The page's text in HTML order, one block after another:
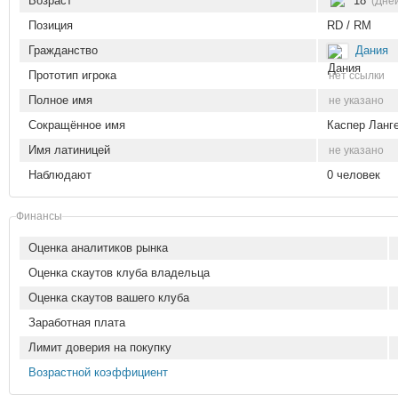
Позиция
RD / RM
Гражданство
Дания
Прототип игрока
нет ссылки
Полное имя не указано
Сокращённое имя
Каспер
Имя латиницей
не указано
Наблюдают 0 человек
Финансы
Оценка аналитиков рынка
Оценка скаутов клуба владельца
Оценка скаутов вашего клуба
Заработная плата
Лимит доверия на покупку
Возрастной коэффициент